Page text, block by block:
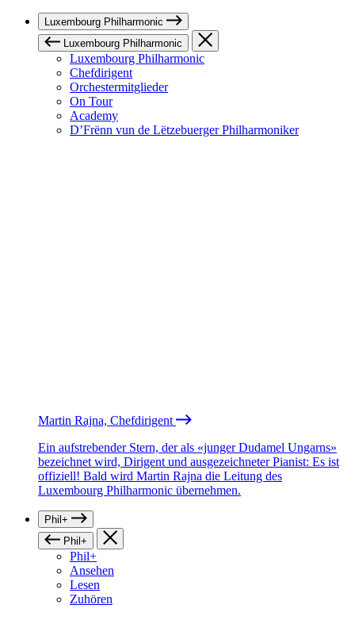
Luxembourg Philharmonic
Luxembourg Philharmonic
Luxembourg Philharmonic
Chefdirigent
Orchestermitglieder
On Tour
Academy
D’Frënn vun de Lëtzebuerger Philharmoniker
Martin Rajna, Chefdirigent
Ein aufstrebender Stern, der als «junger Dudamel Ungarns»
bezeichnet wird, Dirigent und ausgezeichneter Pianist: Es ist
offiziell! Bald wird Martin Rajna die Leitung des
Luxembourg Philharmonic übernehmen.
Phil+
Phil+
Phil+
Ansehen
Lesen
Zuhören